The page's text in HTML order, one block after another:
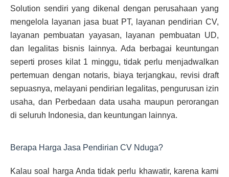
Solution sendiri yang dikenal dengan perusahaan yang
mengelola layanan jasa buat PT, layanan pendirian CV,
layanan pembuatan yayasan, layanan pembuatan UD,
dan legalitas bisnis lainnya. Ada berbagai keuntungan
seperti proses kilat 1 minggu, tidak perlu menjadwalkan
pertemuan dengan notaris, biaya terjangkau, revisi draft
sepuasnya, melayani pendirian legalitas, pengurusan izin
usaha, dan Perbedaan data usaha maupun perorangan
di seluruh Indonesia, dan keuntungan lainnya.
Berapa Harga Jasa Pendirian CV Nduga?
Kalau soal harga Anda tidak perlu khawatir, karena kami